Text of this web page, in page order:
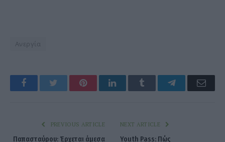
Ανεργία
Facebook Twitter PinterestLinkedIn Tumblr Telegram
PREVIOUS ARTICLE
Παπασταύρου: Έρχεται άμεσα
NEXT ARTICLE
Youth Pass: Πώς